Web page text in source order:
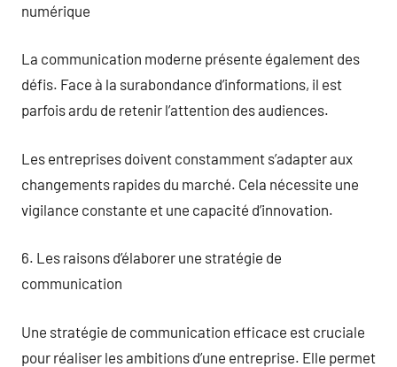
numérique
La communication moderne présente également des
défis. Face à la surabondance d’informations, il est
parfois ardu de retenir l’attention des audiences.
Les entreprises doivent constamment s’adapter aux
changements rapides du marché. Cela nécessite une
vigilance constante et une capacité d’innovation.
6. Les raisons d’élaborer une stratégie de
communication
Une stratégie de communication efficace est cruciale
pour réaliser les ambitions d’une entreprise. Elle permet